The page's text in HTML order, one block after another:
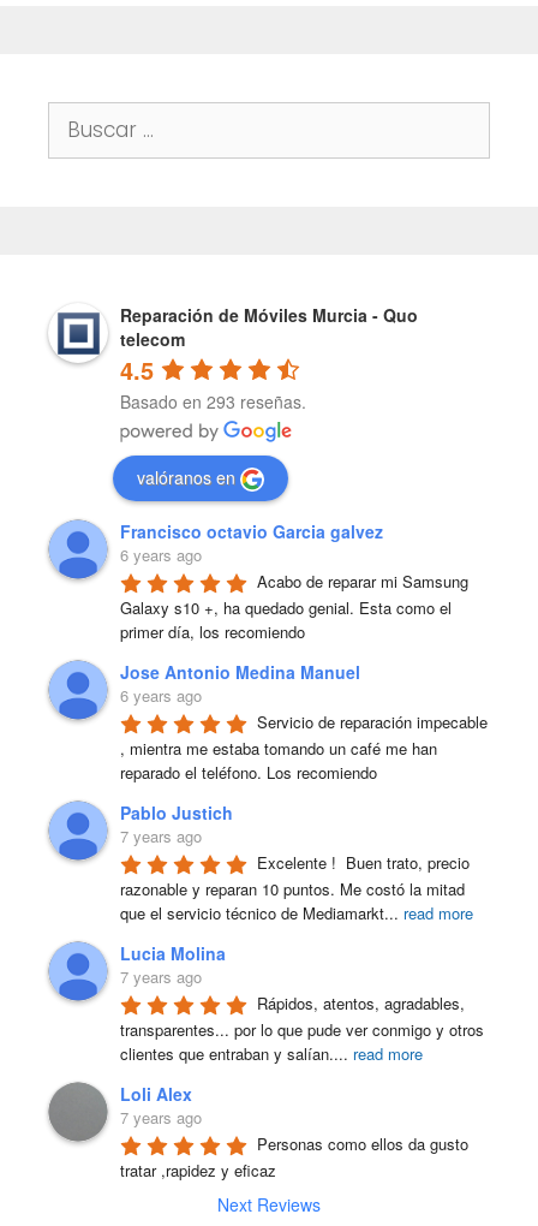
Buscar:
Reparación de Móviles Murcia - Quo
telecom
4.5
Basado en 293 reseñas.
valóranos en
Francisco octavio Garcia galvez
6 years ago
Acabo de reparar mi Samsung
Galaxy s10 +, ha quedado genial. Esta como el
primer día, los recomiendo
Jose Antonio Medina Manuel
6 years ago
Servicio de reparación impecable
, mientra me estaba tomando un café me han
reparado el teléfono. Los recomiendo
Pablo Justich
7 years ago
Excelente !  Buen trato, precio
razonable y reparan 10 puntos. Me costó la mitad
que el servicio técnico de Mediamarkt... read more
Lucia Molina
7 years ago
Rápidos, atentos, agradables,
transparentes... por lo que pude ver conmigo y otros
clientes que entraban y salían.... read more
Loli Alex
7 years ago
Personas como ellos da gusto
tratar ,rapidez y eficaz
Next Reviews